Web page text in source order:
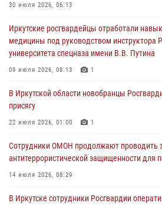
сердца к сердцу» (видео)
31 июля 2026, 04:37
Сотрудники Росгвардии нашли и вернули
30 июля 2026, 07:37
30 июля 2026, 06:13
Иркутские росгвардейцы отработали
медицины под руководством инструктора
университета спецназа имени В.В. Путина
09 июля 2026, 08:13 1
В Иркутской области новобранцы
присягу
22 июля 2026, 01:00 1
Сотрудники ОМОН продолжают проводить
антитеррористической защищенности для
14 июля 2026, 08:29
В Иркутске сотрудники Росгвардии